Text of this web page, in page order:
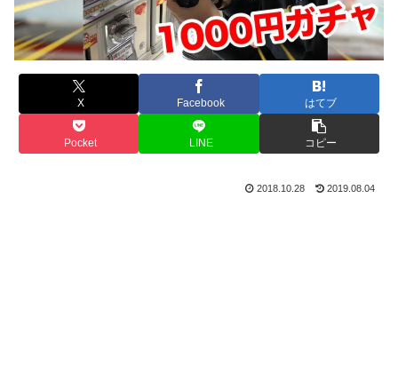
X Facebook はてブ
Pocket LINE コピー
2018.10.28 2019.08.04